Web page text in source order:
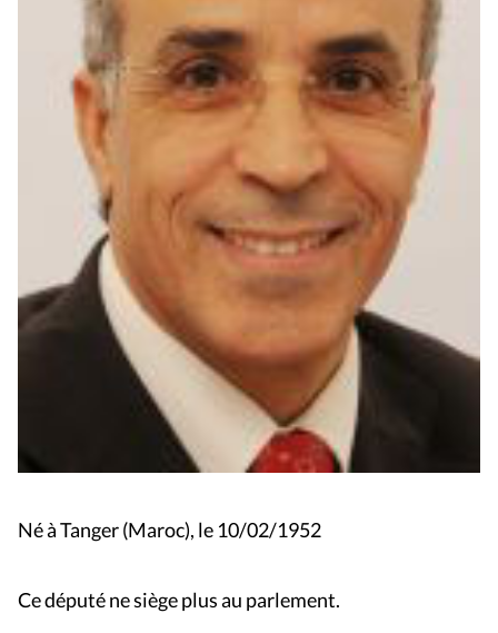
Né à Tanger (Maroc), le 10/02/1952
Ce député ne siège plus au parlement.